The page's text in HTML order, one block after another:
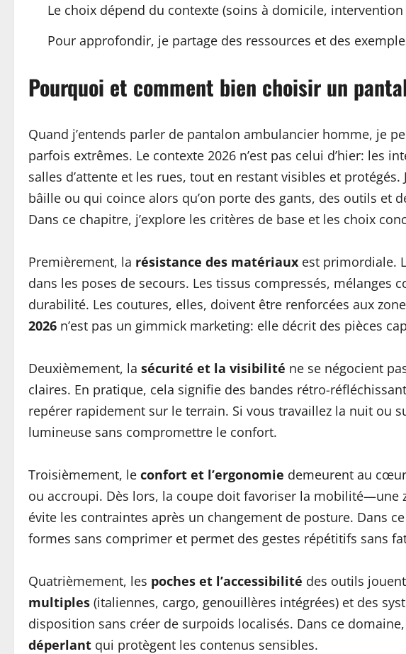
Le choix dépend du contexte (soins à domicile,
Pour approfondir, je partage des ressources et des
Pourquoi et comment bien choisir un
Quand j’entends parler de pantalon ambulancier homme, je
parfois extrêmes. Le contexte 2026 n’est pas celui d’hier: les
salles d’attente et les rues, tout en restant visibles et
bâille ou qui coince alors qu’on porte des gants, des outils et
Dans ce chapitre, j’explore les critères de base et les choix
Premièrement, la résistance des matériaux est primordiale.
dans les poses de secours. Les tissus compressés,
durabilité. Les coutures, elles, doivent être renforcées aux
2026 n’est pas un gimmick marketing: elle décrit des pièces
Deuxièmement, la sécurité et la visibilité ne se négocient
claires. En pratique, cela signifie des bandes rétro-
repérer rapidement sur le terrain. Si vous travaillez la nuit ou
lumineuse sans compromettre le confort.
Troisièmement, le confort et l’ergonomie demeurent au cœur
ou accroupi. Dès lors, la coupe doit favoriser la mobilité—une
évite les contraintes après un changement de posture. Dans ce
formes sans comprimer et permet des gestes répétitifs sans
Quatrièmement, les poches et l’accessibilité des outils
multiples (italiennes, cargo, genouillères intégrées) et des
disposition sans créer de surpoids localisés. Dans ce
déperlant qui protègent les contenus sensibles.